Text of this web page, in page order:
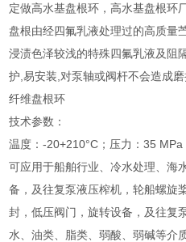
定做高水基盘根环，高水基盘根环
盘根由经四氟乳液处理过的高质量
浸渍色泽较浅的特殊四氟乳液及阻
护,易安装,对泵轴或阀杆不会造成
纤维盘根环
技术参数：
温度：-20+210°C；压力：35
可应用于船舶行业、冷水处理、海
备，及往复泵液压榨机，轮船螺旋
封，低压阀门，旋转设备，及往复
水、油类、脂类、弱酸、弱碱等介